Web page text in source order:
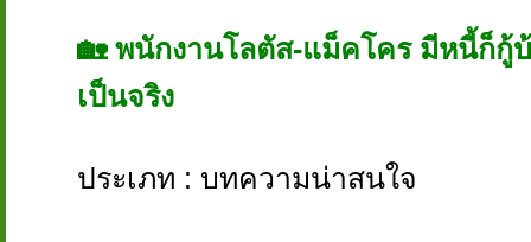
🏡 พนักงานโลตัส-แม็คโคร มีหนี้ก็
เป็นจริง
ประเภท : บทความน่าสนใจ